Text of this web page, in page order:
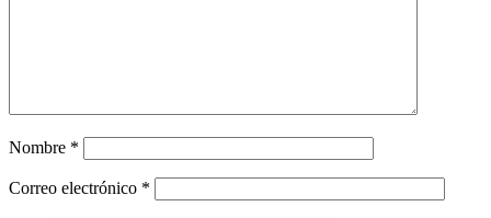
Nombre *
Correo electrónico *